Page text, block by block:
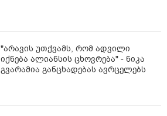
"არავის უთქვამს, რომ ადვილი
იქნება ალიანსის ცხოვრება" - ნიკა
გვარამია განცხადებას ავრცელებს